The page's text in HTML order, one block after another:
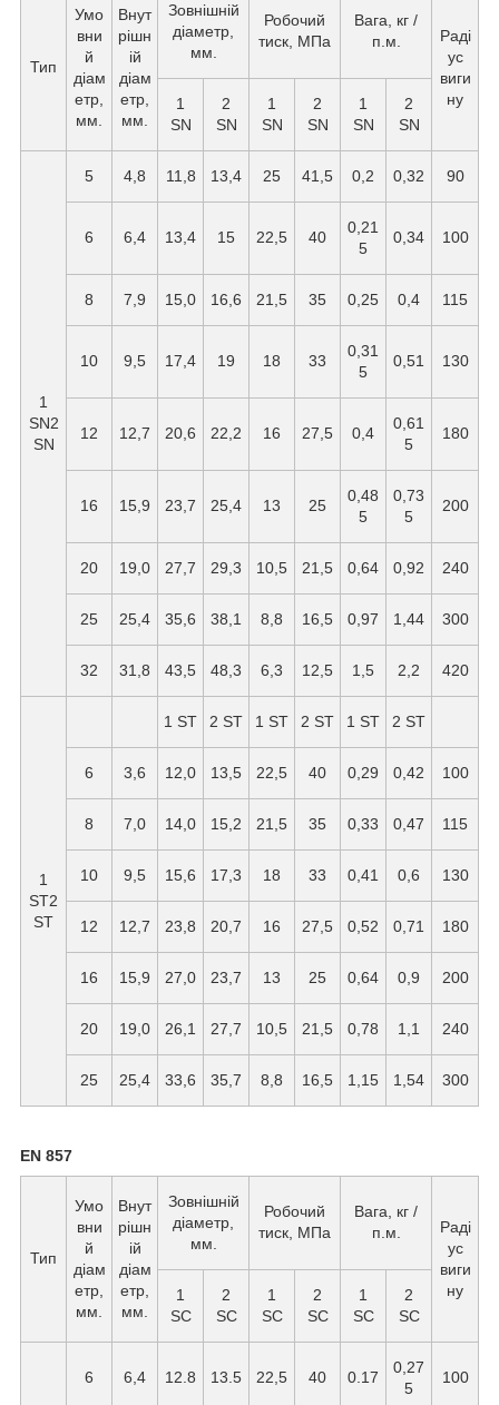
Тип
Умо
вни
й
діам
етр,
мм.
Внут
рішн
ій
діам
етр,
мм.
Зовнішній
діаметр,
мм.
Робочий
тиск, МПа
Вага, кг /
п.м.
Раді
ус
виги
ну
1
SN
2
SN
1
SN
2
SN
1
SN
2
SN
1
SN2
SN
5 4,8 11,8 13,4 25 41,5 0,2 0,32 90
6 6,4 13,4 15 22,5 40
0,21
5
0,34 100
8 7,9 15,0 16,6 21,5 35 0,25 0,4 115
10 9,5 17,4 19 18 33
0,31
5
0,51 130
12 12,7 20,6 22,2 16 27,5 0,4
0,61
5
180
16 15,9 23,7 25,4 13 25
0,48
5
0,73
5
200
20 19,0 27,7 29,3 10,5 21,5 0,64 0,92 240
25 25,4 35,6 38,1 8,8 16,5 0,97 1,44 300
32 31,8 43,5 48,3 6,3 12,5 1,5 2,2 420
1
ST2
ST
1 ST 2 ST 1 ST 2 ST 1 ST 2 ST
6 3,6 12,0 13,5 22,5 40 0,29 0,42 100
8 7,0 14,0 15,2 21,5 35 0,33 0,47 115
10 9,5 15,6 17,3 18 33 0,41 0,6 130
12 12,7 23,8 20,7 16 27,5 0,52 0,71 180
16 15,9 27,0 23,7 13 25 0,64 0,9 200
20 19,0 26,1 27,7 10,5 21,5 0,78 1,1 240
25 25,4 33,6 35,7 8,8 16,5 1,15 1,54 300
EN 857
Тип
Умо
вни
й
діам
етр,
мм.
Внут
рішн
ій
діам
етр,
мм.
Зовнішній
діаметр,
мм.
Робочий
тиск, МПа
Вага, кг /
п.м.
Раді
ус
виги
ну
1
SC
2
SC
1
SC
2
SC
1
SC
2
SC
6 6,4 12.8 13.5 22,5 40 0.17
0,27
5
100